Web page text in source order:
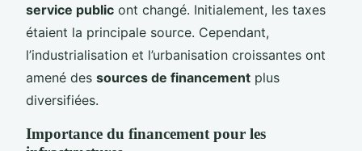
service public ont changé. Initialement, les taxes
étaient la principale source. Cependant,
l’industrialisation et l’urbanisation croissantes ont
amené des sources de financement plus
diversifiées.
Importance du financement pour les